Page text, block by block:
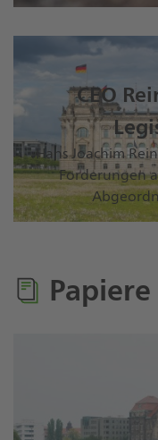
CEO
Hans Joachim
Forderungen
Papiere